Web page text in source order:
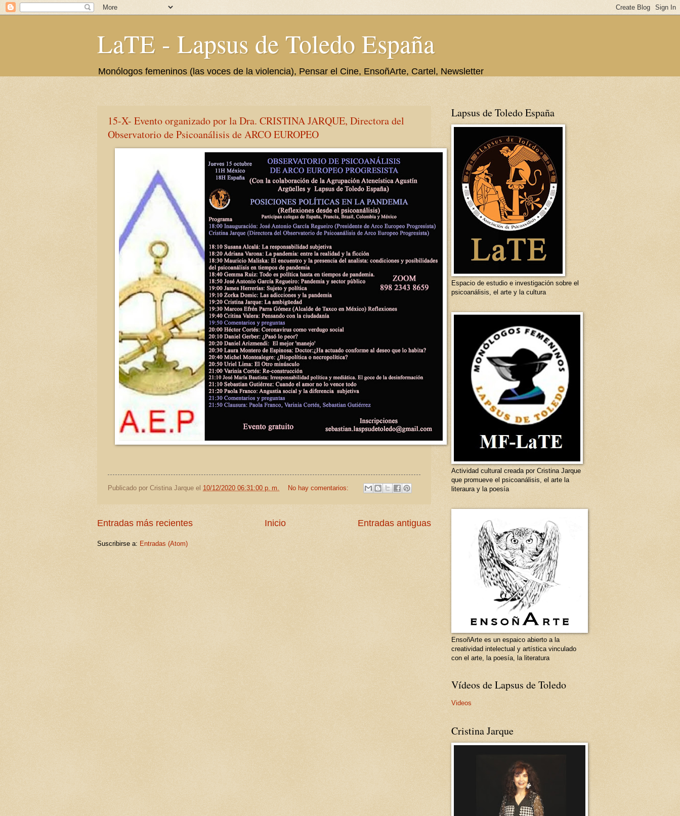
LaTE - Lapsus de Toledo España
Monólogos femeninos (las voces de la violencia), Pensar el Cine, EnsoñArte, Cartel, Newsletter
15-X- Evento organizado por la Dra. CRISTINA JARQUE, Directora del
Observatorio de Psicoanálisis de ARCO EUROPEO
Publicado por Cristina Jarque el 10/12/2020 06:31:00 p. m. No hay comentarios:
Entradas más recientes Entradas antiguas
Inicio
Suscribirse a: Entradas (Atom)
Lapsus de Toledo España
Espacio de estudio e investigación sobre el
psicoanálisis, el arte y la cultura
Actividad cultural creada por Cristina Jarque
que promueve el psicoanálisis, el arte la
literaura y la poesía
EnsoñArte es un espaico abierto a la
creatividad intelectual y artística vinculado
con el arte, la poesía, la literatura
Vídeos de Lapsus de Toledo
Videos
Cristina Jarque